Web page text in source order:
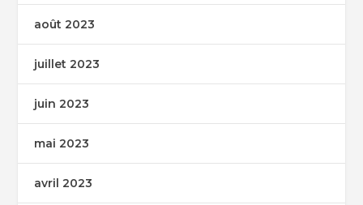
août 2023
juillet 2023
juin 2023
mai 2023
avril 2023